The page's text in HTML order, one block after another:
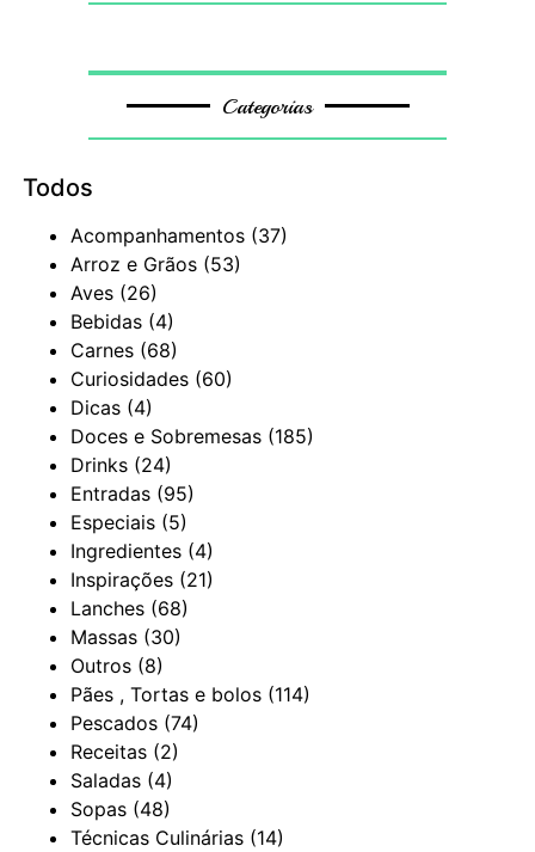
Categorias
Todos
Acompanhamentos (37)
Arroz e Grãos (53)
Aves (26)
Bebidas (4)
Carnes (68)
Curiosidades (60)
Dicas (4)
Doces e Sobremesas (185)
Drinks (24)
Entradas (95)
Especiais (5)
Ingredientes (4)
Inspirações (21)
Lanches (68)
Massas (30)
Outros (8)
Pães , Tortas e bolos (114)
Pescados (74)
Receitas (2)
Saladas (4)
Sopas (48)
Técnicas Culinárias (14)